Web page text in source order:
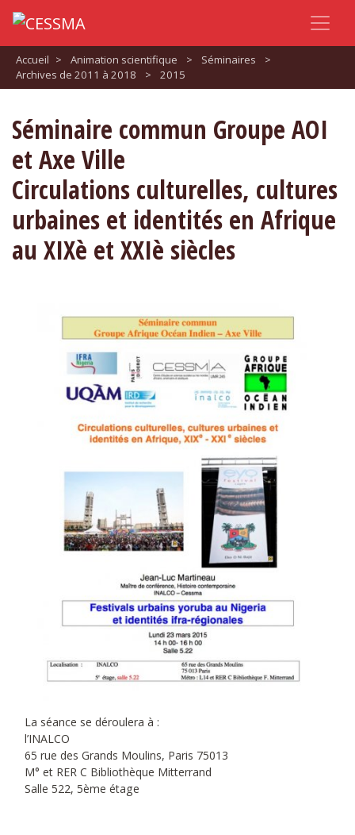
Accueil > Animation scientifique > Séminaires
>
Archives de 2011 à 2018
> 2015
Séminaire commun Groupe AOI
et Axe Ville
Circulations culturelles, cultures
urbaines et identités en Afrique
au XIXè et XXIè siècles
La séance se déroulera à :
l’INALCO
65 rue des Grands Moulins, Paris 75013
M° et RER C Bibliothèque Mitterrand
Salle 522, 5ème étage